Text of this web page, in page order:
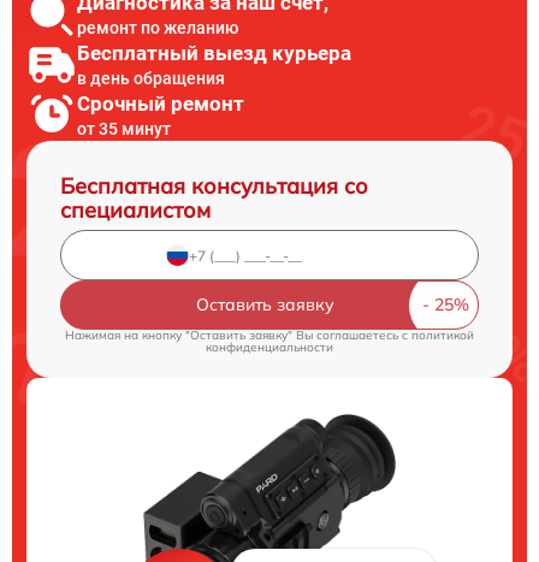
ремонт по желанию
Бесплатный выезд курьера
в день обращения
Срочный ремонт
от 35 минут
Бесплатная консультация со
специалистом
Оставить заявку
Нажимая на кнопку "Оставить заявку" Вы соглашаетесь c политикой
конфиденциальности